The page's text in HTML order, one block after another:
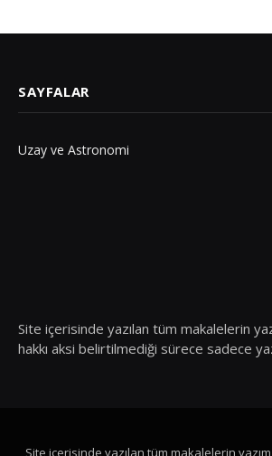
SAYFALAR
Uzay ve Astronomi
Site içerisinde yazılan tüm makalelerin
hakkı aksi belirtilmediği sürece sadece
Site içerisinde yazılan tüm makalelerin